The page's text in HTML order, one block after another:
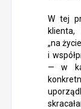
W tej
klienta,
„na
i
— w